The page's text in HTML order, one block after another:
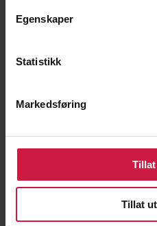
Egenskaper
Statistikk
Markedsføring
Tillat
Erlend Lyssand er
Erlend har EHF Master